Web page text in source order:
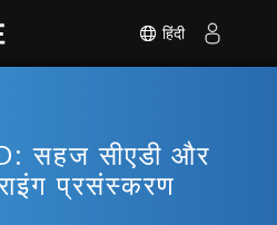
हिंदी
सहज सीएडी और
प्रसंस्करण